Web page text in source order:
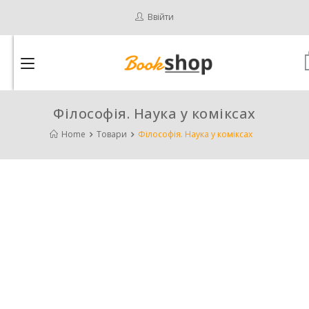
Ввійти
Філософія. Наука у коміксах
Home Товари Філософія. Наука у коміксах